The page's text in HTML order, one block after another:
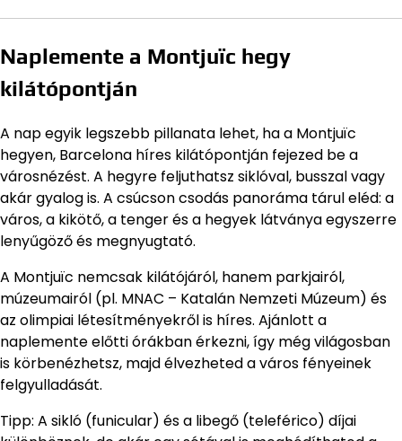
Naplemente a Montjuïc hegy
kilátópontján
A nap egyik legszebb pillanata lehet, ha a Montjuïc
hegyen, Barcelona híres kilátópontján fejezed be a
városnézést. A hegyre feljuthatsz siklóval, busszal vagy
akár gyalog is. A csúcson csodás panoráma tárul eléd: a
város, a kikötő, a tenger és a hegyek látványa egyszerre
lenyűgöző és megnyugtató.
A Montjuïc nemcsak kilátójáról, hanem parkjairól,
múzeumairól (pl. MNAC – Katalán Nemzeti Múzeum) és
az olimpiai létesítményekről is híres. Ajánlott a
naplemente előtti órákban érkezni, így még világosban
is körbenézhetsz, majd élvezheted a város fényeinek
felgyulladását.
Tipp: A sikló (funicular) és a libegő (teleférico) díjai